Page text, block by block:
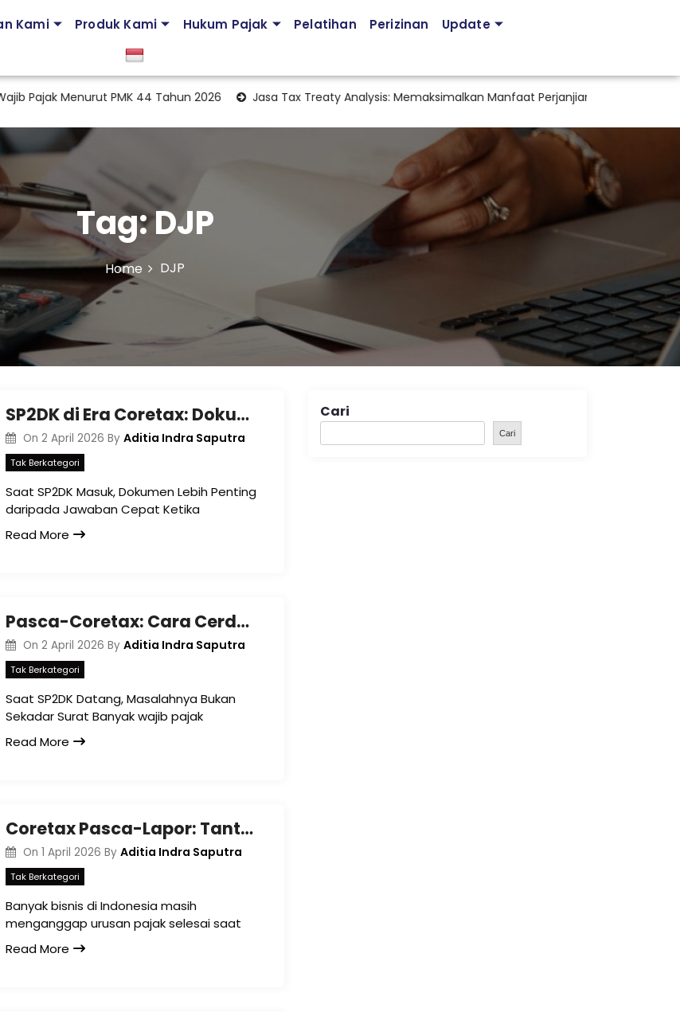
Kami Produk Kami Hukum Pajak Pelatihan Perizinan Update
PMK 44 Tahun 2026 Jasa Tax Treaty Analysis: Memaksimalkan Manfaat Perjanjian Pajak Internasional dan
Tag:DJP
Home DJP
SP2DK di Era Coretax: Dokumen yang Perlu Disiapkan
On 2 April 2026 By Aditia Indra Saputra
Tak Berkategori
Saat SP2DK Masuk, Dokumen Lebih Penting
daripada Jawaban Cepat Ketika
Read More
Pasca-Coretax: Cara Cerdas Menjawab SP2DK Tanpa Meningkatkan Risiko Pajak
On 2 April 2026 By Aditia Indra Saputra
Tak Berkategori
Saat SP2DK Datang, Masalahnya Bukan
Sekadar Surat Banyak wajib pajak
Read More
Coretax Pasca-Lapor: Tantangan dan Strategi Menghadapinya
On 1 April 2026 By Aditia Indra Saputra
Tak Berkategori
Banyak bisnis di Indonesia masih
menganggap urusan pajak selesai saat
Read More
Cari
Cari